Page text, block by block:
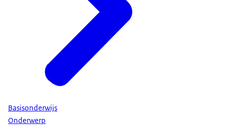
Basisonderwijs
Onderwerp